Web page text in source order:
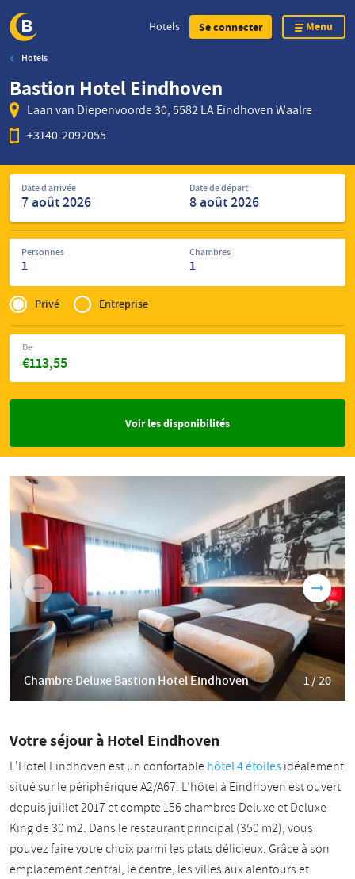
Skip
main
content
Hotels Se connecter Menu
Hotels
Bastion Hotel Eindhoven
Laan van Diepenvoorde 30, 5582 LA Eindhoven Waalre
+3140-2092055
Rechercher
hôtels
Date d’arrivée Date de départ
Personnes
1
Chambres
1
Privé
of
Zakelijk
Privé Entreprise
€113,55
De
Voir les disponibilités
Chambre Deluxe Bastion Hotel Eindhoven 1 / 20
Votre séjour à Hotel Eindhoven
L'Hotel Eindhoven est un confortablehôtel 4 étoiles idéalement
situé sur le périphérique A2/A67. L’hôtel à Eindhoven est ouvert
depuis juillet 2017 et compte 156 chambres Deluxe et Deluxe
King de 30 m2. Dans le restaurant principal (350 m2), vous
pouvez faire votre choix parmi les plats délicieux. Grâce à son
emplacement central, le centre, les villes aux alentours et